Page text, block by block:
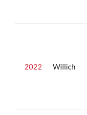
2022 Willich